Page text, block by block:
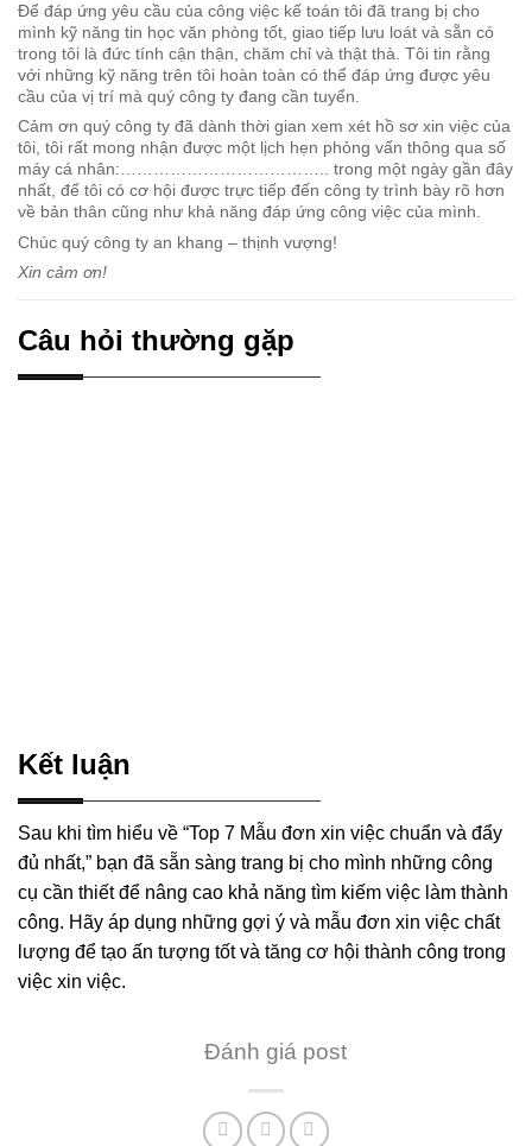
Để đáp ứng yêu cầu của công việc kế toán tôi đã trang bị cho
mình kỹ năng tin học văn phòng tốt, giao tiếp lưu loát và sẵn có
trong tôi là đức tính cận thận, chăm chỉ và thật thà. Tôi tin rằng
với những kỹ năng trên tôi hoàn toàn có thể đáp ứng được yêu
cầu của vị trí mà quý công ty đang cần tuyển.
Cảm ơn quý công ty đã dành thời gian xem xét hồ sơ xin việc của
tôi, tôi rất mong nhận được một lịch hẹn phỏng vấn thông qua số
máy cá nhân:……………………………….. trong một ngày gần đây
nhất, để tôi có cơ hội được trực tiếp đến công ty trình bày rõ hơn
về bản thân cũng như khả năng đáp ứng công việc của mình.
Chúc quý công ty an khang – thịnh vượng!
Xin cảm ơn!
Câu hỏi thường gặp
Kết luận
Sau khi tìm hiểu về “Top 7 Mẫu đơn xin việc chuẩn và đẩy
đủ nhất,” bạn đã sẵn sàng trang bị cho mình những công
cụ cần thiết để nâng cao khả năng tìm kiếm việc làm thành
công. Hãy áp dụng những gợi ý và mẫu đơn xin việc chất
lượng để tạo ấn tượng tốt và tăng cơ hội thành công trong
việc xin việc.
Đánh giá post